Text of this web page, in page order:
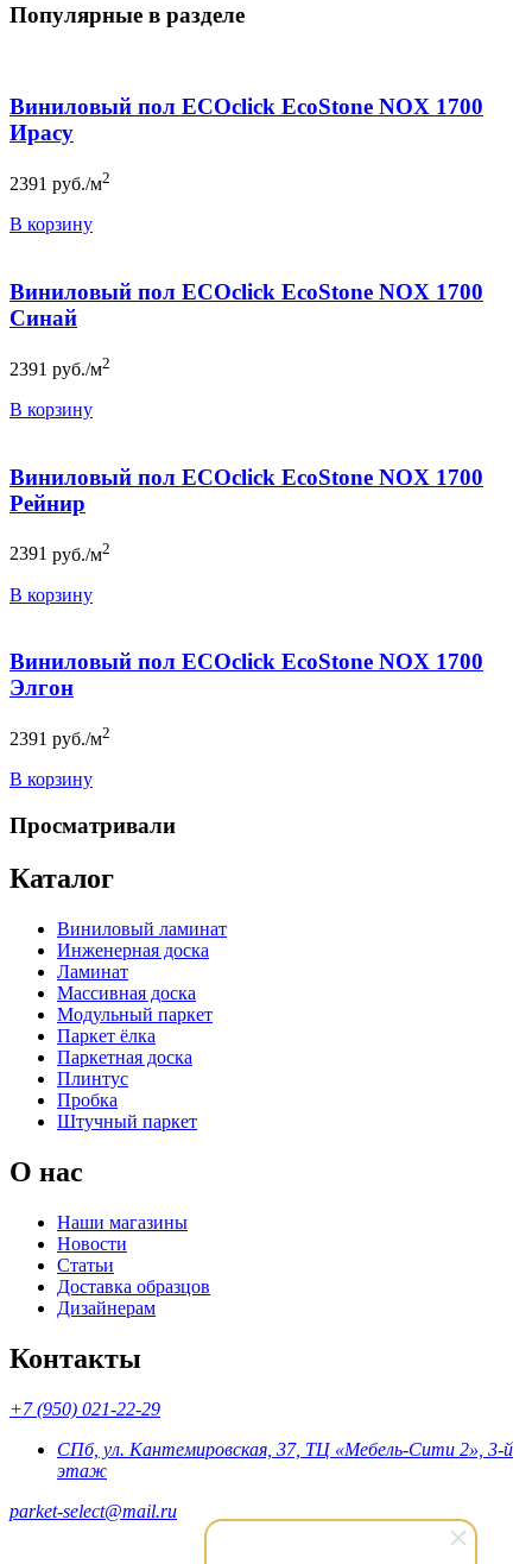
Популярные в разделе
Виниловый пол ECOclick EcoStone NOX 1700
Ирасу
2391 руб./м2
В корзину
Виниловый пол ECOclick EcoStone NOX 1700
Синай
2391 руб./м2
В корзину
Виниловый пол ECOclick EcoStone NOX 1700
Рейнир
2391 руб./м2
В корзину
Виниловый пол ECOclick EcoStone NOX 1700
Элгон
2391 руб./м2
В корзину
Просматривали
Каталог
Виниловый ламинат
Инженерная доска
Ламинат
Массивная доска
Модульный паркет
Паркет ёлка
Паркетная доска
Плинтус
Пробка
Штучный паркет
О нас
Наши магазины
Новости
Статьи
Доставка образцов
Дизайнерам
Контакты
+7 (950) 021-22-29
СПб, ул. Кантемировская, 37, ТЦ «Мебель-Сити 2», 3-й
этаж
parket-select@mail.ru